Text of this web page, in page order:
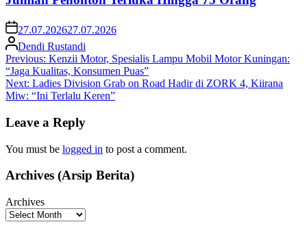
27.07.202627.07.2026
Dendi Rustandi
Post
navigation
Previous: Kenzii Motor, Spesialis Lampu Mobil Motor Kuningan:
“Jaga Kualitas, Konsumen Puas”
Next: Ladies Division Grab on Road Hadir di ZORK 4, Kiirana
Miw: “Ini Terlalu Keren”
Leave a Reply
You must be logged in to post a comment.
Archives (Arsip Berita)
Archives